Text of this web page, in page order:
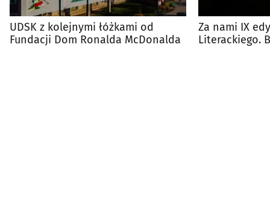
UDSK z kolejnymi łóżkami od
Fundacji Dom Ronalda McDonalda
Za nami IX
Literackiego.